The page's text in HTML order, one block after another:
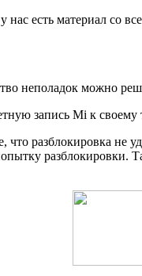
нас есть материал со
неполадок можно
запись Mi к
что разблокировка не
разблокировки.